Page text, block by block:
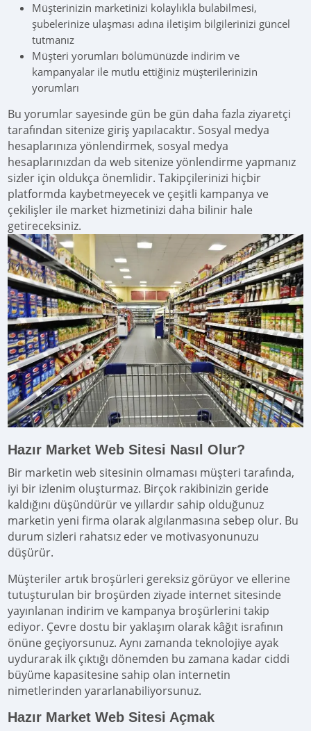
Müşterinizin marketinizi kolaylıkla bulabilmesi,
şubelerinize ulaşması adına iletişim bilgilerinizi güncel
tutmanız
Müşteri yorumları bölümünüzde indirim ve
kampanyalar ile mutlu ettiğiniz müşterilerinizin
yorumları
Bu yorumlar sayesinde gün be gün daha fazla ziyaretçi
tarafından sitenize giriş yapılacaktır. Sosyal medya
hesaplarınıza yönlendirmek, sosyal medya
hesaplarınızdan da web sitenize yönlendirme yapmanız
sizler için oldukça önemlidir. Takipçilerinizi hiçbir
platformda kaybetmeyecek ve çeşitli kampanya ve
çekilişler ile market hizmetinizi daha bilinir hale
getireceksiniz.
Hazır Market Web Sitesi Nasıl Olur?
Bir marketin web sitesinin olmaması müşteri tarafında,
iyi bir izlenim oluşturmaz. Birçok rakibinizin geride
kaldığını düşündürür ve yıllardır sahip olduğunuz
marketin yeni firma olarak algılanmasına sebep olur. Bu
durum sizleri rahatsız eder ve motivasyonunuzu
düşürür.
Müşteriler artık broşürleri gereksiz görüyor ve ellerine
tutuşturulan bir broşürden ziyade internet sitesinde
yayınlanan indirim ve kampanya broşürlerini takip
ediyor. Çevre dostu bir yaklaşım olarak kâğıt israfının
önüne geçiyorsunuz. Aynı zamanda teknolojiye ayak
uydurarak ilk çıktığı dönemden bu zamana kadar ciddi
büyüme kapasitesine sahip olan internetin
nimetlerinden yararlanabiliyorsunuz.
Hazır Market Web Sitesi Açmak